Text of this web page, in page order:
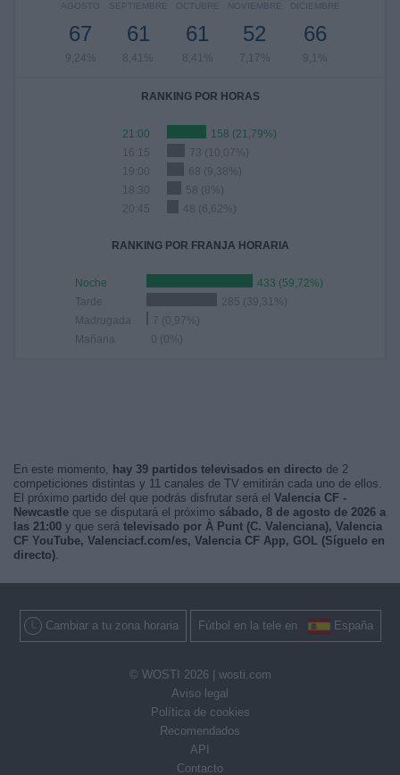
AGOSTO
67
9,24%
SEPTIEMBRE
61
8,41%
OCTUBRE
61
8,41%
NOVIEMBRE
52
7,17%
DICIEMBRE
66
9,1%
RANKING POR HORAS
21:00
158 (21,79%)
16:15
73 (10,07%)
19:00
68 (9,38%)
18:30
58 (8%)
20:45
48 (6,62%)
RANKING POR FRANJA HORARIA
Noche
433 (59,72%)
Tarde
285 (39,31%)
Madrugada
7 (0,97%)
Mañana
0 (0%)
En este momento, hay 39 partidos televisados en directo de 2
competiciones distintas y 11 canales de TV emitirán cada uno de ellos.
El próximo partido del que podrás disfrutar será el Valencia CF -
Newcastle que se disputará el próximo sábado, 8 de agosto de 2026 a
las 21:00 y que será televisado por À Punt (C. Valenciana), Valencia
CF YouTube, Valenciacf.com/es, Valencia CF App, GOL (Síguelo en
directo).
Cambiar a tu zona horaria Fútbol en la tele en España
© WOSTI 2026 | wosti.com
Aviso legal
Política de cookies
Recomendados
API
Contacto